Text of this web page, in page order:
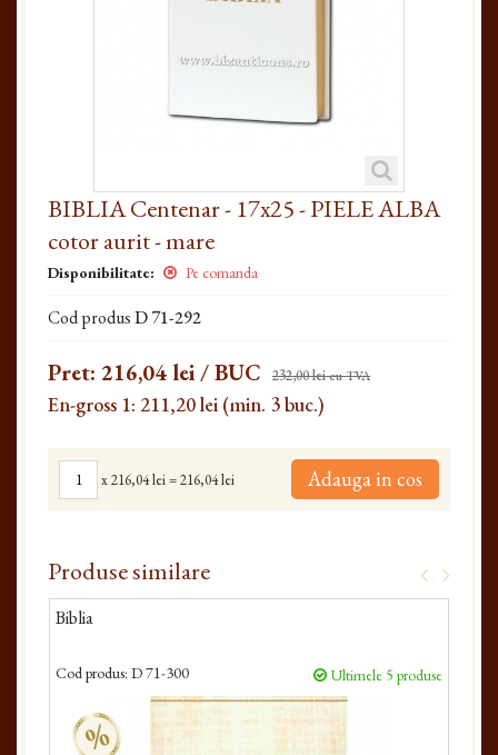
BIBLIA Centenar - 17x25 - PIELE ALBA
cotor aurit - mare
Disponibilitate: Pe comanda
Cod produsD 71-292
Pret: 216,04 lei/ BUC 232,00 leicu TVA
En-gross 1: 211,20 lei (min. 3 buc.)
x216,04 lei=216,04 lei Adauga in cos
Produse similare
Biblia
Cod produs: D 71-300 Ultimele 5 produse
%